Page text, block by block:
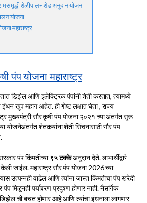
शेळीपालन शेड अनुदान योजना
योजना
महाराष्ट्र
पंप योजना महाराष्ट्र
डिझेल आणि इलेक्ट्रिक पंपांनी शेती करतात, त्यामध्ये
खूप महाग आहेत. ही गोष्ट लक्षात घेता , राज्य
मुख्यमंत्री सौर कृषी पंप योजना २०२१ च्या अंतर्गत सुरू
योजनेअंतर्गत शेतकर्‍यांना शेती सिंचनासाठी सौर पंप
पंप किंमतीच्या९५ टक्केअनुदान देते. लाभार्थीद्वारे
जाईल. महाराष्ट्र सौर पंप योजना 2026 च्या
उत्पन्नही वाढेल आणि त्यांना जास्त किंमतीचा पंप खरेदी
पंप मिळूनही पर्यावरण प्रदूषण होणार नाही. नैसर्गिक
ची बचत होणार आहे आणि त्यांचा इंधनाला लागणार